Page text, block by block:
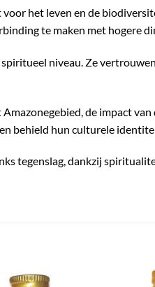
het leven en de
te maken met hogere
niveau. Ze
de impact van
behield hun culturele
tegenslag, dankzij